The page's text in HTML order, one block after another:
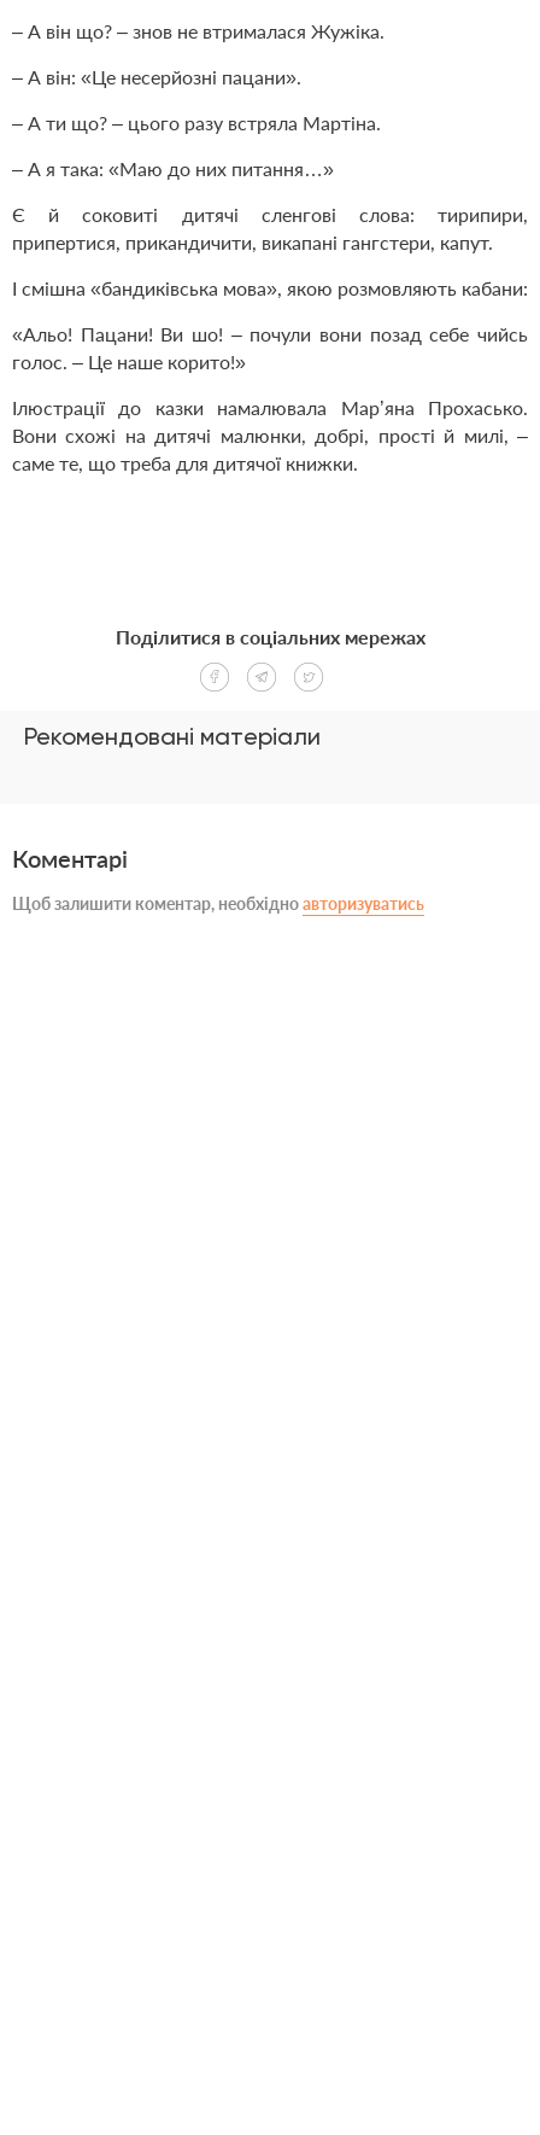
– А він що? – знов не втрималася Жужіка.
– А він: «Це несерйозні пацани».
– А ти що? – цього разу встряла Мартіна.
– А я така: «Маю до них питання…»
Є й соковиті дитячі сленгові слова: тирипири,
припертися, прикандичити, викапані гангстери, капут.
І смішна «бандиківська мова», якою розмовляють кабани:
«Альо! Пацани! Ви шо! – почули вони позад себе чийсь
голос. – Це наше корито!»
Ілюстрації до казки намалювала Мар’яна Прохасько.
Вони схожі на дитячі малюнки, добрі, прості й милі, –
саме те, що треба для дитячої книжки.
Рекомендовані матеріали
Поділитися в соціальних мережах
Коментарі
Щоб залишити коментар, необхідноавторизуватись